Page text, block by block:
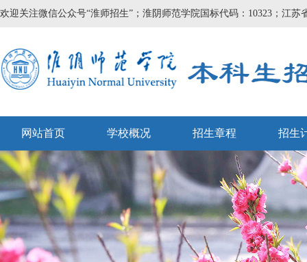
欢迎关注微信公众号“淮师招生”；淮阴师范学院国标代码：10323；江苏
网站首页 学校概况 招生章程 招生